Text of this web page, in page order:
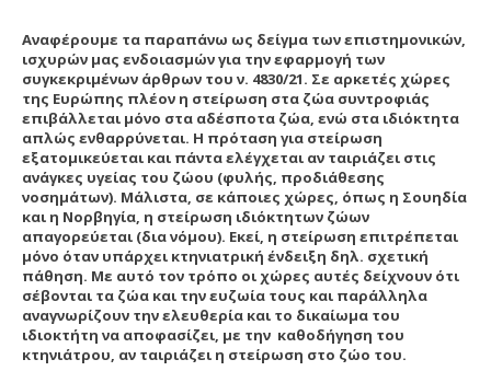
Αναφέρουμε τα παραπάνω ως δείγμα των επιστημονικών,
ισχυρών μας ενδοιασμών για την εφαρμογή των
συγκεκριμένων άρθρων του ν. 4830/21. Σε αρκετές χώρες
της Ευρώπης πλέον η στείρωση στα ζώα συντροφιάς
επιβάλλεται μόνο στα αδέσποτα ζώα, ενώ στα ιδιόκτητα
απλώς ενθαρρύνεται. Η πρόταση για στείρωση
εξατομικεύεται και πάντα ελέγχεται αν ταιριάζει στις
ανάγκες υγείας του ζώου (φυλής, προδιάθεσης
νοσημάτων). Μάλιστα, σε κάποιες χώρες, όπως η Σουηδία
και η Νορβηγία, η στείρωση ιδιόκτητων ζώων
απαγορεύεται (δια νόμου). Εκεί, η στείρωση επιτρέπεται
μόνο όταν υπάρχει κτηνιατρική ένδειξη δηλ. σχετική
πάθηση. Με αυτό τον τρόπο οι χώρες αυτές δείχνουν ότι
σέβονται τα ζώα και την ευζωία τους και παράλληλα
αναγνωρίζουν την ελευθερία και το δικαίωμα του
ιδιοκτήτη να αποφασίζει, με την καθοδήγηση του
κτηνιάτρου, αν ταιριάζει η στείρωση στο ζώο του.